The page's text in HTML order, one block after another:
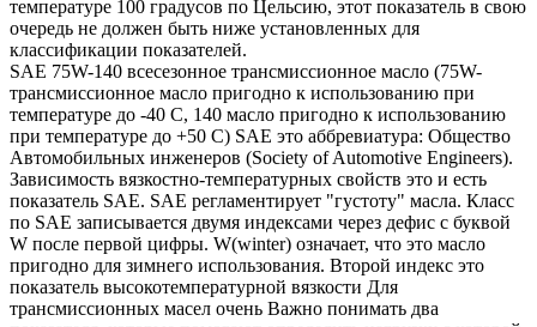
температуре 100 градусов по Цельсию, этот показатель в свою
очередь не должен быть ниже установленных для
классификации показателей.
SAE 75W-140 всесезонное трансмиссионное масло (75W-
трансмиссионное масло пригодно к использованию при
температуре до -40 С, 140 масло пригодно к использованию
при температуре до +50 С) SAE это аббревиатура: Общество
Автомобильных инженеров (Society of Automotive Engineers).
Зависимость вязкостно-температурных свойств это и есть
показатель SAE. SAE регламентирует "густоту" масла. Класс
по SAE записывается двумя индексами через дефис с буквой
W после первой цифры. W(winter) означает, что это масло
пригодно для зимнего использования. Второй индекс это
показатель высокотемпературной вязкости Для
трансмиссионных масел очень Важно понимать два